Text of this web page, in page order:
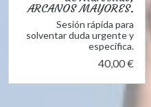
ARCANOS MAYORES.
Sesión rápida para
solventar duda urgente y
específica.
40,00 €